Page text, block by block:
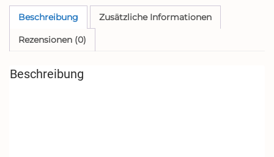
Beschreibung Zusätzliche Informationen
Rezensionen (0)
Beschreibung